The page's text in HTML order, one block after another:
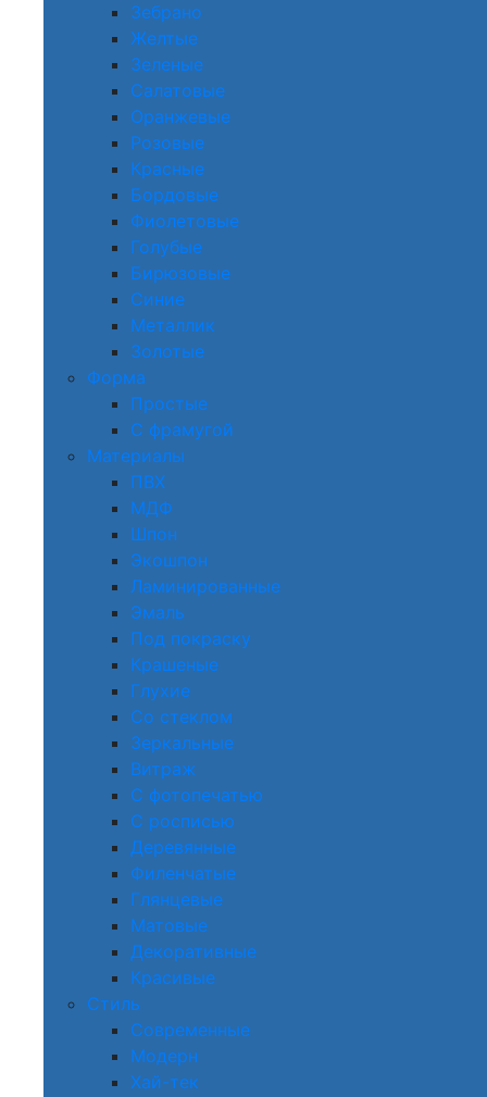
Зебрано
Желтые
Зеленые
Салатовые
Оранжевые
Розовые
Красные
Бордовые
Фиолетовые
Голубые
Бирюзовые
Синие
Металлик
Золотые
Форма
Простые
С фрамугой
Материалы
ПВХ
МДФ
Шпон
Экошпон
Ламинированные
Эмаль
Под покраску
Крашеные
Глухие
Со стеклом
Зеркальные
Витраж
С фотопечатью
С росписью
Деревянные
Филенчатые
Глянцевые
Матовые
Декоративные
Красивые
Стиль
Современные
Модерн
Хай-тек